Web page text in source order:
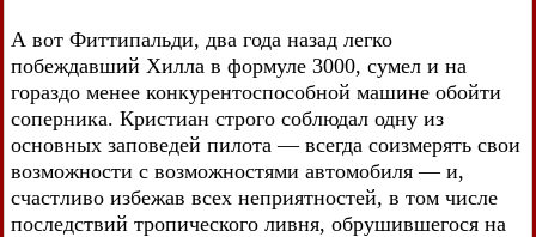
А вот Фиттипальди, два года назад легко
побеждавший Хилла в формуле 3000, сумел и на
гораздо менее конкурентоспособной машине обойти
соперника. Кристиан строго соблюдал одну из
основных заповедей пилота — всегда соизмерять свои
возможности с возможностями автомобиля — и,
счастливо избежав всех неприятностей, в том числе
последствий тропического ливня, обрушившегося на